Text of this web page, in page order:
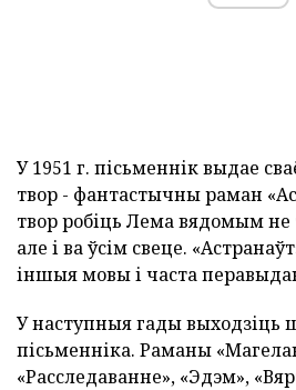
У 1951 г. пісьменнік выдае
твор - фантастычны раман
твор робіць Лема вядомым
але і ва ўсім свеце.
іншыя мовы і часта
У наступныя гады выходзіць
пісьменніка. Раманы
«Расследаванне», «Эдэм»,